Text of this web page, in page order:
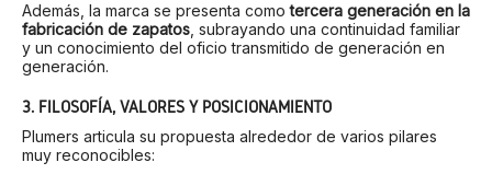
Además, la marca se presenta comotercera generación en la
fabricación de zapatos, subrayando una continuidad familiar
y un conocimiento del oficio transmitido de generación en
generación.
3. FILOSOFÍA, VALORES Y POSICIONAMIENTO
Plumers articula su propuesta alrededor de varios pilares
muy reconocibles: